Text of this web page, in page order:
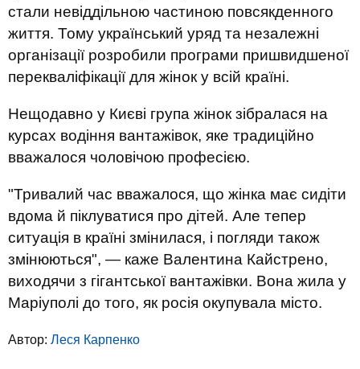
стали невіддільною частиною повсякденного
життя. Тому український уряд та незалежні
організації розробили програми пришвидшеної
перекваліфікації для жінок у всій країні.
Нещодавно у Києві група жінок зібралася на
курсах водіння вантажівок, яке традиційно
вважалося чоловічою професією.
"Тривалий час вважалося, що жінка має сидіти
вдома й піклуватися про дітей. Але тепер
ситуація в країні змінилася, і погляди також
змінюються", — каже Валентина Кайстрено,
виходячи з гігантської вантажівки. Вона жила у
Маріуполі до того, як росія окупувала місто.
Автор: Леся Карпенко